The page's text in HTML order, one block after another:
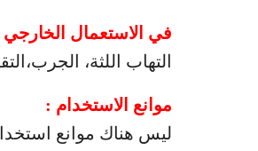
في الاستعمال
التهاب اللثة،
موانع الاستخدام :
ليس هناك موانع